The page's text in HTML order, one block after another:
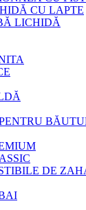
CU LAPTE
LICHIDĂ
DE